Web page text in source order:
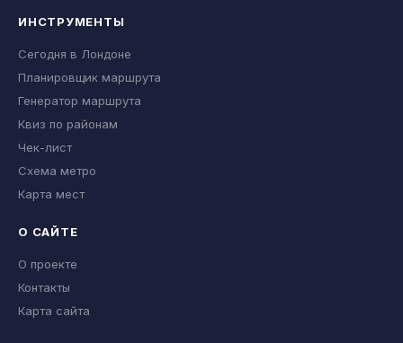
ИНСТРУМЕНТЫ
Сегодня в Лондоне
Планировщик маршрута
Генератор маршрута
Квиз по районам
Чек-лист
Схема метро
Карта мест
О САЙТЕ
О проекте
Контакты
Карта сайта